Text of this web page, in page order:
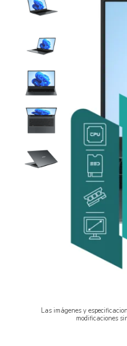
Las imágenes y
modificaciones